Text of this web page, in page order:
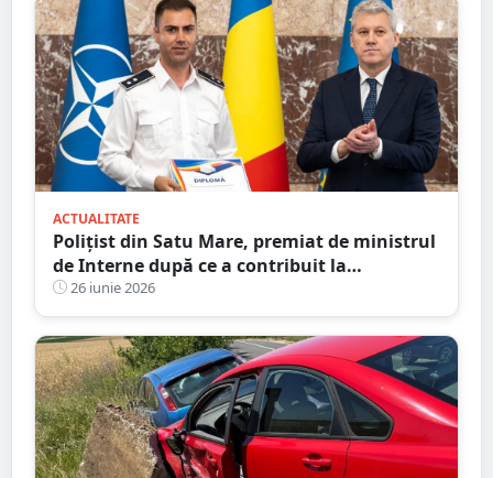
ACTUALITATE
Polițist din Satu Mare, premiat de ministrul
de Interne după ce a contribuit la
destructurarea unei rețele de contrabandă
26 iunie 2026